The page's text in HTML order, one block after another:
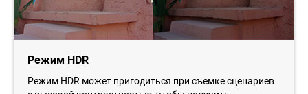
Режим HDR
Режим HDR может пригодиться при съемке сценариев